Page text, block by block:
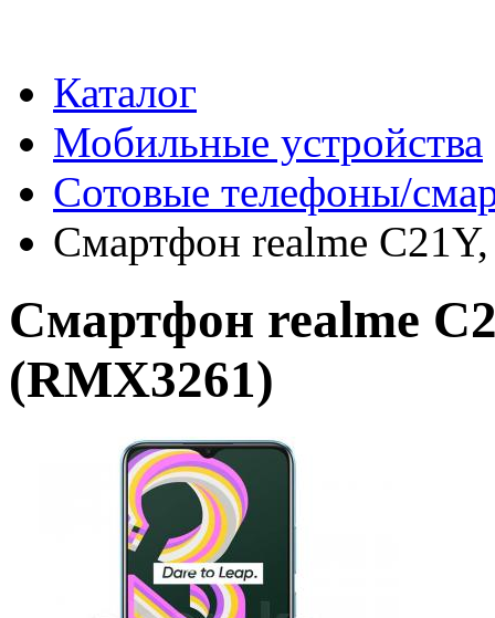
Каталог
Мобильные устройства
Сотовые телефоны/
Смартфон realme
Смартфон realme
(RMX3261)